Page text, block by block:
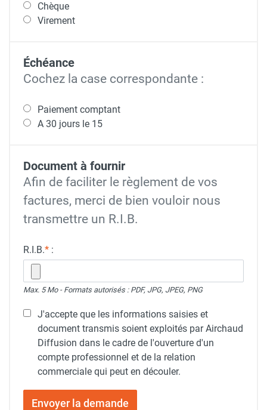
Chèque
Virement
Échéance
Cochez la case correspondante :
Paiement comptant
A 30 jours le 15
Document à fournir
Afin de faciliter le règlement de vos
factures, merci de bien vouloir nous
transmettre un R.I.B.
R.I.B.* :
Max. 5 Mo - Formats autorisés : PDF, JPG, JPEG, PNG
J'accepte que les informations saisies et
document transmis soient exploités par Airchaud
Diffusion dans le cadre de l'ouverture d'un
compte professionnel et de la relation
commerciale qui peut en découler.
Envoyer la demande